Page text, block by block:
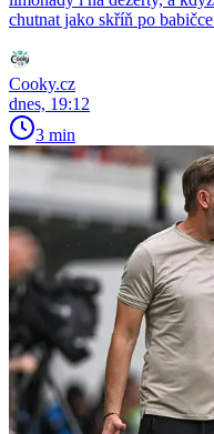
chutnat jako skříň po
Cooky.cz
dnes, 19:12
3 min